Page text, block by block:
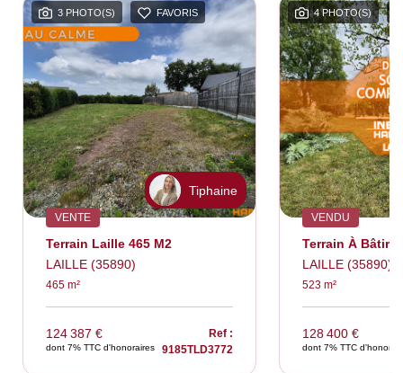
3 PHOTO(S) FAVORIS
Tiphaine
VENTE
Terrain Laille 465 M2
LAILLE (35890)
465 m²
124 387 €
dont 7% TTC d'honoraires
Ref :
9185TLD3772
4 PHOTO(S)
VENDU
Terrain À Bâtir
LAILLE (35890)
523 m²
128 400 €
dont 7% TTC